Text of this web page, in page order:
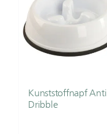
Kunststoffnapf Anti
Dribble